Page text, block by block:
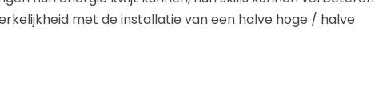
met de installatie van een halve hoge / halve